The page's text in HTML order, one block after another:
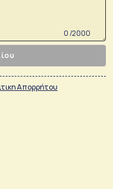
0 /2000
Απορρήτου